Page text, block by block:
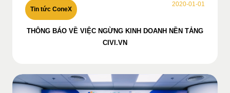
Tin tức ConeX
2020-01-01
THÔNG BÁO VỀ VIỆC NGỪNG KINH DOANH NỀN TẢNG
CIVI.VN